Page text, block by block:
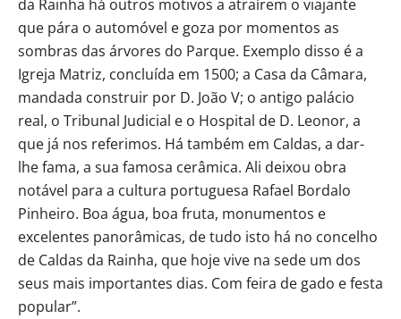
da Rainha há outros motivos a atraírem o viajante
que pára o automóvel e goza por momentos as
sombras das árvores do Parque. Exemplo disso é a
Igreja Matriz, concluída em 1500; a Casa da Câmara,
mandada construir por D. João V; o antigo palácio
real, o Tribunal Judicial e o Hospital de D. Leonor, a
que já nos referimos. Há também em Caldas, a dar-
lhe fama, a sua famosa cerâmica. Ali deixou obra
notável para a cultura portuguesa Rafael Bordalo
Pinheiro. Boa água, boa fruta, monumentos e
excelentes panorâmicas, de tudo isto há no concelho
de Caldas da Rainha, que hoje vive na sede um dos
seus mais importantes dias. Com feira de gado e festa
popular”.